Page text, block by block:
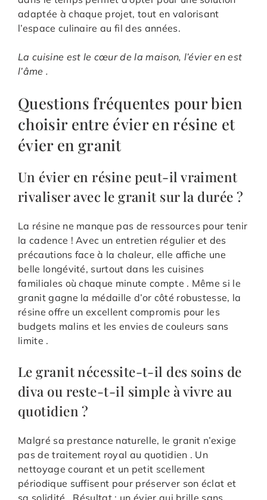
adaptée à chaque projet, tout en valorisant
l’espace culinaire au fil des années.
La cuisine est le cœur de la maison, l’évier en est
l’âme .
Questions fréquentes pour bien
choisir entre évier en résine et
évier en granit
Un évier en résine peut-il vraiment
rivaliser avec le granit sur la durée ?
La résine ne manque pas de ressources pour tenir
la cadence ! Avec un entretien régulier et des
précautions face à la chaleur, elle affiche une
belle longévité, surtout dans les cuisines
familiales où chaque minute compte . Même si le
granit gagne la médaille d’or côté robustesse, la
résine offre un excellent compromis pour les
budgets malins et les envies de couleurs sans
limite .
Le granit nécessite-t-il des soins de
diva ou reste-t-il simple à vivre au
quotidien ?
Malgré sa prestance naturelle, le granit n’exige
pas de traitement royal au quotidien . Un
nettoyage courant et un petit scellement
périodique suffisent pour préserver son éclat et
sa solidité . Résultat : un évier qui brille sans